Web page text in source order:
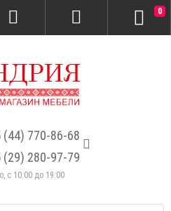
(44) 770-86-68
(29) 280-97-79
с 10:00 до 19:00
0